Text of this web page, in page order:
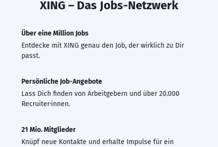
XING – Das Jobs-Netzwerk
Über eine Million Jobs
Entdecke mit XING genau den Job, der wirklich zu Dir
passt.
Persönliche Job-Angebote
Lass Dich finden von Arbeitgebern und über 20.000
Recruiter·innen.
21 Mio. Mitglieder
Knüpf neue Kontakte und erhalte Impulse für ein